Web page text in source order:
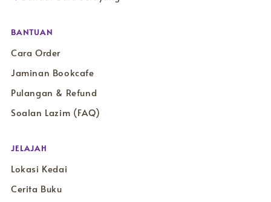
BANTUAN
Cara Order
Jaminan Bookcafe
Pulangan & Refund
Soalan Lazim (FAQ)
JELAJAH
Lokasi Kedai
Cerita Buku